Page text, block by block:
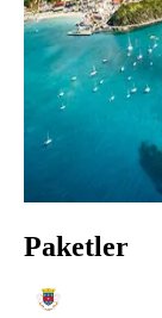
Paketler